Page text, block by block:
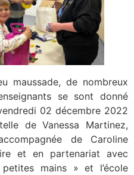
maussade, de nombreux
se sont donné
02 décembre 2022
de Vanessa Martinez,
de Caroline
et en partenariat avec
mains » et l’école